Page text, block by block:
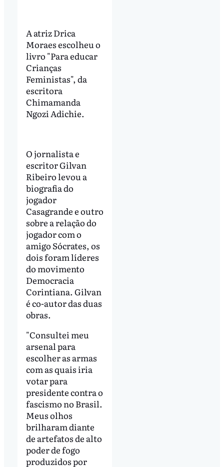
A atriz Drica
Moraes escolheu o
livro "Para educar
Crianças
Feministas", da
escritora
Chimamanda
Ngozi Adichie.
O jornalista e
escritor Gilvan
Ribeiro levou a
biografia do
jogador
Casagrande e outro
sobre a relação do
jogador com o
amigo Sócrates, os
dois foram líderes
do movimento
Democracia
Corintiana. Gilvan
é co-autor das duas
obras.
"Consultei meu
arsenal para
escolher as armas
com as quais iria
votar para
presidente contra o
fascismo no Brasil.
Meus olhos
brilharam diante
de artefatos de alto
poder de fogo
produzidos por